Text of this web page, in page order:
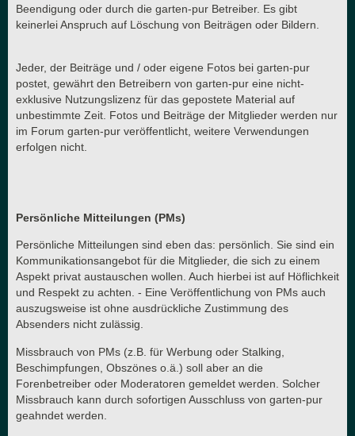
Beendigung oder durch die garten-pur Betreiber. Es gibt
keinerlei Anspruch auf Löschung von Beiträgen oder Bildern.
Jeder, der Beiträge und / oder eigene Fotos bei garten-pur
postet, gewährt den Betreibern von garten-pur eine nicht-
exklusive Nutzungslizenz für das gepostete Material auf
unbestimmte Zeit. Fotos und Beiträge der Mitglieder werden nur
im Forum garten-pur veröffentlicht, weitere Verwendungen
erfolgen nicht.
Persönliche Mitteilungen (PMs)
Persönliche Mitteilungen sind eben das: persönlich. Sie sind ein
Kommunikationsangebot für die Mitglieder, die sich zu einem
Aspekt privat austauschen wollen. Auch hierbei ist auf Höflichkeit
und Respekt zu achten. - Eine Veröffentlichung von PMs auch
auszugsweise ist ohne ausdrückliche Zustimmung des
Absenders nicht zulässig.
Missbrauch von PMs (z.B. für Werbung oder Stalking,
Beschimpfungen, Obszönes o.ä.) soll aber an die
Forenbetreiber oder Moderatoren gemeldet werden. Solcher
Missbrauch kann durch sofortigen Ausschluss von garten-pur
geahndet werden.